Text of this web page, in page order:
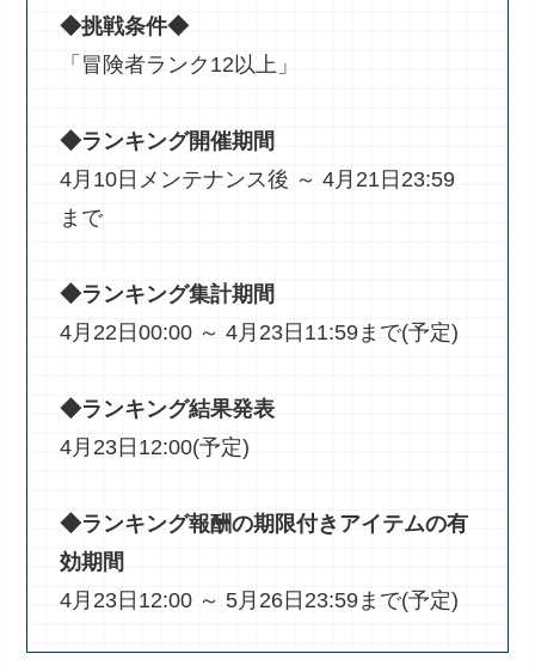
◆挑戦条件◆
「冒険者ランク12以上」
◆ランキング開催期間
4月10日メンテナンス後 ～ 4月21日23:59
まで
◆ランキング集計期間
4月22日00:00 ～ 4月23日11:59まで(予定)
◆ランキング結果発表
4月23日12:00(予定)
◆ランキング報酬の期限付きアイテムの有
効期間
4月23日12:00 ～ 5月26日23:59まで(予定)